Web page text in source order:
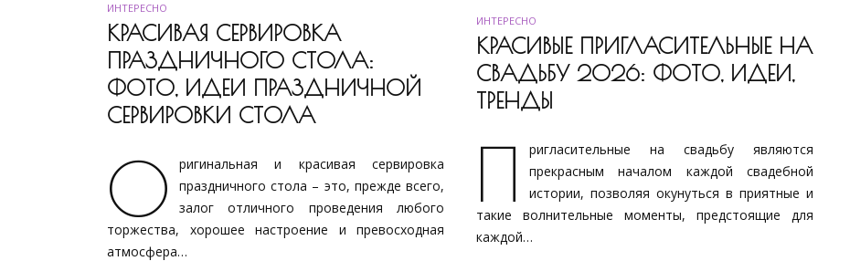
ИНТЕРЕСНО
КРАСИВАЯ СЕРВИРОВКА
ПРАЗДНИЧНОГО СТОЛА:
ФОТО, ИДЕИ ПРАЗДНИЧНОЙ
СЕРВИРОВКИ СТОЛА
О
ригинальная и красивая сервировка
праздничного стола – это, прежде всего,
залог отличного проведения любого
торжества, хорошее настроение и превосходная
атмосфера…
ИНТЕРЕСНО
КРАСИВЫЕ ПРИГЛАСИТЕЛЬНЫЕ НА
СВАДЬБУ 2026: ФОТО, ИДЕИ,
ТРЕНДЫ
П
ригласительные на свадьбу являются
прекрасным началом каждой свадебной
истории, позволяя окунуться в приятные и
такие волнительные моменты, предстоящие для
каждой…